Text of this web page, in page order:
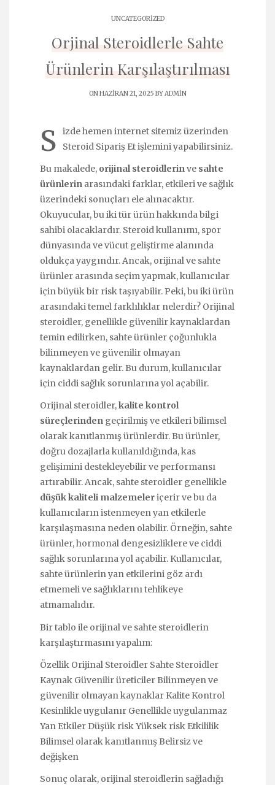
UNCATEGORIZED
Orjinal Steroidlerle Sahte
Ürünlerin Karşılaştırılması
ON HAZIRAN 21, 2025 BYADMIN
S
izde hemen internet sitemiz üzerinden
Steroid Sipariş Etişlemini yapabilirsiniz.
Bu makalede, orijinal steroidlerinve sahte
ürünlerin arasındaki farklar, etkileri ve sağlık
üzerindeki sonuçları ele alınacaktır.
Okuyucular, bu iki tür ürün hakkında bilgi
sahibi olacaklardır. Steroid kullanımı, spor
dünyasında ve vücut geliştirme alanında
oldukça yaygındır. Ancak, orijinal ve sahte
ürünler arasında seçim yapmak, kullanıcılar
için büyük bir risk taşıyabilir. Peki, bu iki ürün
arasındaki temel farklılıklar nelerdir? Orijinal
steroidler, genellikle güvenilir kaynaklardan
temin edilirken, sahte ürünler çoğunlukla
bilinmeyen ve güvenilir olmayan
kaynaklardan gelir. Bu durum, kullanıcılar
için ciddi sağlık sorunlarına yol açabilir.
Orijinal steroidler,kalite kontrol
süreçlerinden geçirilmiş ve etkileri bilimsel
olarak kanıtlanmış ürünlerdir. Bu ürünler,
doğru dozajlarla kullanıldığında, kas
gelişimini destekleyebilir ve performansı
artırabilir. Ancak, sahte steroidler genellikle
düşük kaliteli malzemeleriçerir ve bu da
kullanıcıların istenmeyen yan etkilerle
karşılaşmasına neden olabilir. Örneğin, sahte
ürünler, hormonal dengesizliklere ve ciddi
sağlık sorunlarına yol açabilir. Kullanıcılar,
sahte ürünlerin yan etkilerini göz ardı
etmemeli ve sağlıklarını tehlikeye
atmamalıdır.
Bir tablo ile orijinal ve sahte steroidlerin
karşılaştırmasını yapalım:
Özellik Orijinal Steroidler Sahte Steroidler
Kaynak Güvenilir üreticiler Bilinmeyen ve
güvenilir olmayan kaynaklar Kalite Kontrol
Kesinlikle uygulanır Genellikle uygulanmaz
Yan Etkiler Düşük risk Yüksek risk Etkililik
Bilimsel olarak kanıtlanmış Belirsiz ve
değişken
Sonuç olarak, orijinal steroidlerin sağladığı